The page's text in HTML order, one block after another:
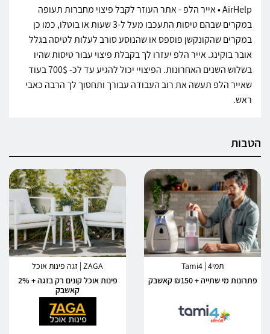
AirHelp • אייר הלפ - אתר העוזר לקבל פיצוי מחברות תעופה
במקרים שבהם טיסות התעכבו מעל ל-3 שעות או בוטלו, כמו כן
במקרים שהקונקשן פוספס או שהנוסע סורב לעלות לטיסה בגלל
אובר בוקינג. אייר הלפ יעזרו לך בקבלת פיצוי עבור טיסות שהיו
בשלוש השנים האחרונות. הפיצויי יכול להגיע עד לכ- 700$ בעוד
שאייר הלפ תעשה את רוב העבודה עבורך ותחסוך לך הרבה כאבי
ראש.
הטבות
תמי4 | Tami4
פתרונות מי שתייה + ₪150 קאשבק
ZAGA | זגה פינות אוכל
פינות אוכל קונים רק בזגה + 2%
קאשבק